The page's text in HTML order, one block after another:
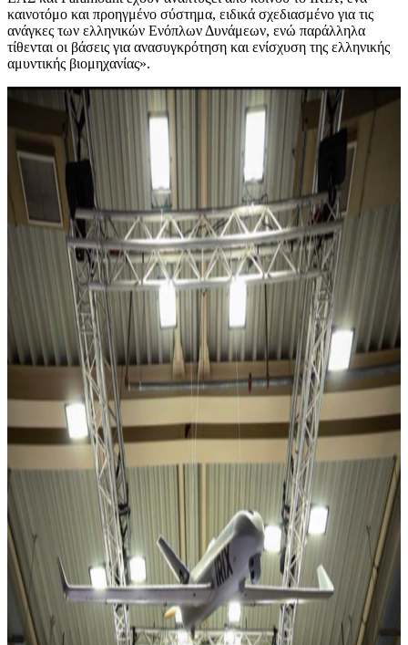
καινοτόμο και προηγμένο σύστημα, ειδικά σχεδιασμένο για τις
ανάγκες των ελληνικών Ενόπλων Δυνάμεων, ενώ παράλληλα
τίθενται οι βάσεις για ανασυγκρότηση και ενίσχυση της ελληνικής
αμυντικής βιομηχανίας».